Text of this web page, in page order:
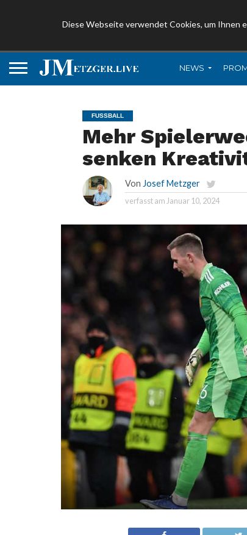
Diese Webseite verwendet Cookies, um Ihnen
NEWS
FUSSBALL
Mehr
senken
Von Josef Metzger
verfasst am Januar 10, 2024